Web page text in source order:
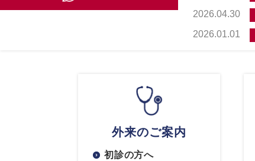
2026.04.30
2026.01.01
外来のご案内
初診の方へ